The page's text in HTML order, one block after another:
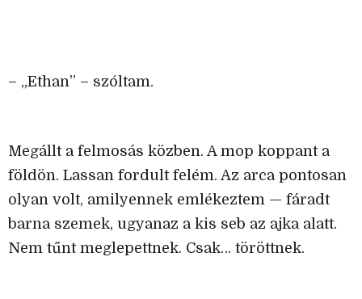
– „Ethan” – szóltam.
Megállt a felmosás közben. A mop koppant a
földön. Lassan fordult felém. Az arca pontosan
olyan volt, amilyennek emlékeztem — fáradt
barna szemek, ugyanaz a kis seb az ajka alatt.
Nem tűnt meglepettnek. Csak… töröttnek.